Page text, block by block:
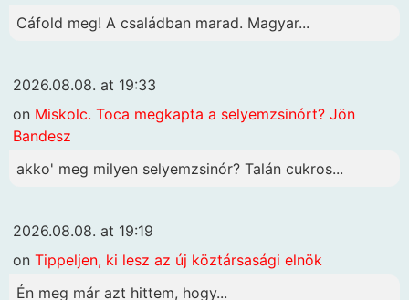
Cáfold meg! A családban marad. Magyar...
2026.08.08. at 19:33
on Miskolc. Toca megkapta a selyemzsinórt? Jön
Bandesz
akko' meg milyen selyemzsinór? Talán cukros...
2026.08.08. at 19:19
on Tippeljen, ki lesz az új köztársasági elnök
Én meg már azt hittem, hogy...